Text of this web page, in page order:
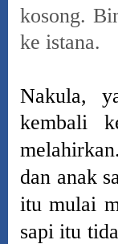
kosong.
ke istana.
Nakula,
kembali
melahirkan.
dan anak
itu mulai
sapi itu